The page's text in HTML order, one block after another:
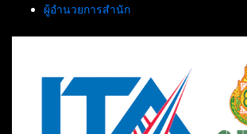
ผู้อำนวยการสำนัก